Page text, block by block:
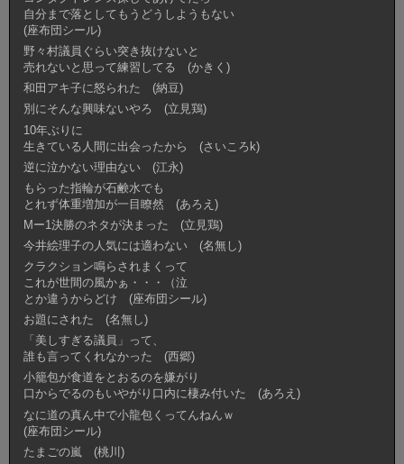
自分まで落としてもうどうしようもない
(座布団シール)
野々村議員ぐらい突き抜けないと
売れないと思って練習してる (かきく)
和田アキ子に怒られた (納豆)
別にそんな興味ないやろ (立見鶏)
10年ぶりに
生きている人間に出会ったから (さいころk)
逆に泣かない理由ない (江永)
もらった指輪が石鹸水でも
とれず体重増加が一目瞭然 (あろえ)
Mー1決勝のネタが決まった (立見鶏)
今井絵理子の人気には適わない (名無し)
クラクション鳴らされまくって
これが世間の風かぁ・・・（泣
とか違うからどけ (座布団シール)
お題にされた (名無し)
「美しすぎる議員」って、
誰も言ってくれなかった (西郷)
小籠包が食道をとおるのを嫌がり
口からでるのもいやがり口内に棲み付いた (あろえ)
なに道の真ん中で小龍包くってんねんｗ
(座布団シール)
たまごの嵐 (桃川)